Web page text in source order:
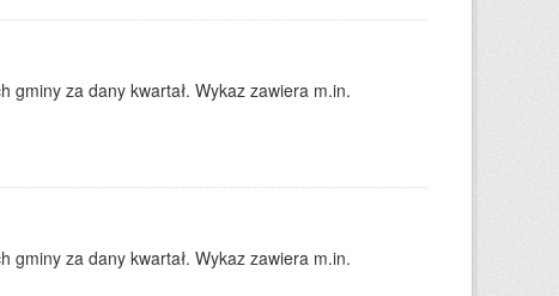
za dany kwartał. Wykaz zawiera m.in.
za dany kwartał. Wykaz zawiera m.in.